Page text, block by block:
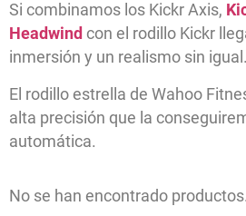
Si combinamos los Kickr Axis,
Headwind con el rodillo Kickr
inmersión y un realismo sin igual.
El rodillo estrella de Wahoo
alta precisión que la
automática.
No se han encontrado productos.